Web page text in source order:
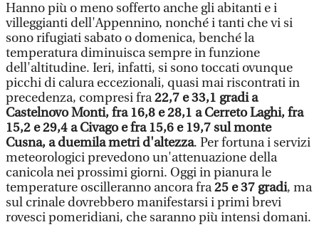
Hanno più o meno sofferto anche gli abitanti e i
villeggianti dell'Appennino, nonché i tanti che vi si
sono rifugiati sabato o domenica, benché la
temperatura diminuisca sempre in funzione
dell'altitudine. Ieri, infatti, si sono toccati ovunque
picchi di calura eccezionali, quasi mai riscontrati in
precedenza, compresi fra22,7 e 33,1 gradi a
Castelnovo Monti, fra 16,8 e 28,1 a Cerreto Laghi, fra
15,2 e 29,4 a Civago e fra 15,6 e 19,7 sul monte
Cusna, a duemila metri d'altezza. Per fortuna i servizi
meteorologici prevedono un'attenuazione della
canicola nei prossimi giorni. Oggi in pianura le
temperature oscilleranno ancora fra25 e 37 gradi, ma
sul crinale dovrebbero manifestarsi i primi brevi
rovesci pomeridiani, che saranno più intensi domani.